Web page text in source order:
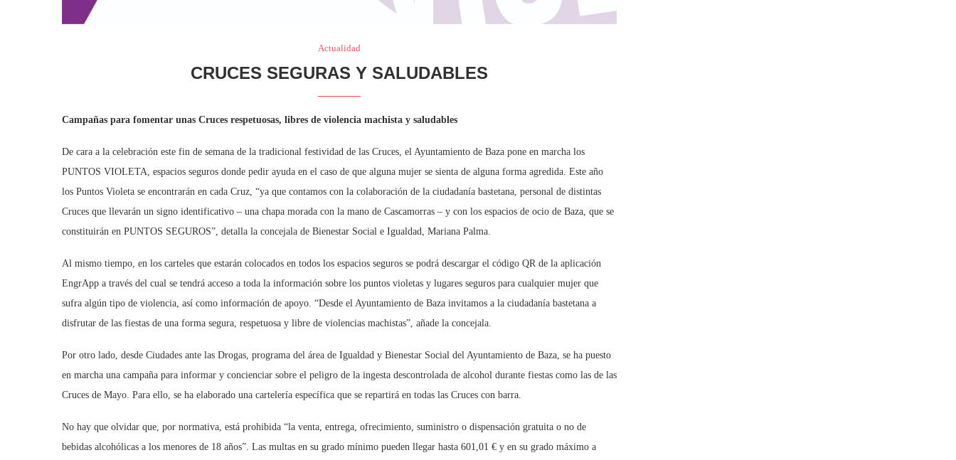
Actualidad
CRUCES SEGURAS Y SALUDABLES
Campañas para fomentar unas Cruces respetuosas, libres de violencia machista y saludables
De cara a la celebración este fin de semana de la tradicional festividad de las Cruces, el Ayuntamiento de Baza pone en marcha los
PUNTOS VIOLETA, espacios seguros donde pedir ayuda en el caso de que alguna mujer se sienta de alguna forma agredida. Este año
los Puntos Violeta se encontrarán en cada Cruz, “ya que contamos con la colaboración de la ciudadanía bastetana, personal de distintas
Cruces que llevarán un signo identificativo – una chapa morada con la mano de Cascamorras – y con los espacios de ocio de Baza, que se
constituirán en PUNTOS SEGUROS”, detalla la concejala de Bienestar Social e Igualdad, Mariana Palma.
Al mismo tiempo, en los carteles que estarán colocados en todos los espacios seguros se podrá descargar el código QR de la aplicación
EngrApp a través del cual se tendrá acceso a toda la información sobre los puntos violetas y lugares seguros para cualquier mujer que
sufra algún tipo de violencia, así como información de apoyo. “Desde el Ayuntamiento de Baza invitamos a la ciudadanía bastetana a
disfrutar de las fiestas de una forma segura, respetuosa y libre de violencias machistas”, añade la concejala.
Por otro lado, desde Ciudades ante las Drogas, programa del área de Igualdad y Bienestar Social del Ayuntamiento de Baza, se ha puesto
en marcha una campaña para informar y concienciar sobre el peligro de la ingesta descontrolada de alcohol durante fiestas como las de las
Cruces de Mayo. Para ello, se ha elaborado una cartelería específica que se repartirá en todas las Cruces con barra.
No hay que olvidar que, por normativa, está prohibida “la venta, entrega, ofrecimiento, suministro o dispensación gratuita o no de
bebidas alcohólicas a los menores de 18 años”. Las multas en su grado mínimo pueden llegar hasta 601,01 € y en su grado máximo a